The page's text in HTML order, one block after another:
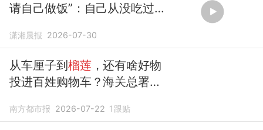
请自己做饭”：自己从没吃过榴
潇湘晨报 2026-07-30
从车厘子到榴莲，还有啥好物
投进百姓购物车？海关总署回
南方都市报 2026-07-22 1 跟贴